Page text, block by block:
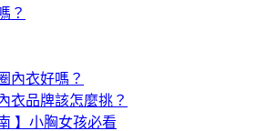
？
內衣好嗎？
衣品牌該怎麼挑？
】小胸女孩必看